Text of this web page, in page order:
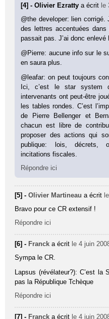
[4] - Olivier Ezrattya écrit le
@the developer: lien corrigé.
des lettres accentuées
passait pas. J’ai donc enlevé
@Pierre: aucune info sur le
en saura plus.
@leafar: on peut toujours
Ici, c’est le star system
intervenants ont peut-être
les tables rondes. C’est
de Pierre Bellenger et
chacun est libre de
proposer des actions qui
publique: lois, décrets,
incitations fiscales.
Répondre ici
[5] -Olivier Martineau a écrit
Bravo pour ce CR extensif !
Répondre ici
[6] - Franck a écrit le 4 juin
Sympa le CR.
Lapsus (révélateur?): C’est la
pas la République Tchèque
Répondre ici
[7] - Franck a écrit le 4 juin